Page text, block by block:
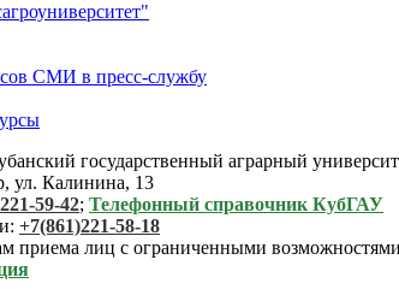
СМИ в пресс-службу
государственный аграрный
ул. Калинина, 13
59-42; Телефонный справочник КубГАУ
+7(861)221-58-18
приема лиц с ограниченными